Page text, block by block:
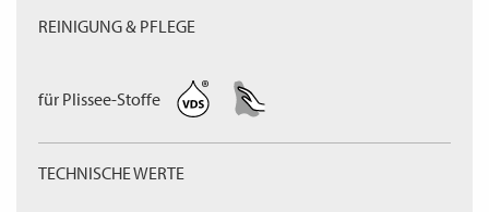
REINIGUNG & PFLEGE
für Plissee-Stoffe
TECHNISCHE WERTE